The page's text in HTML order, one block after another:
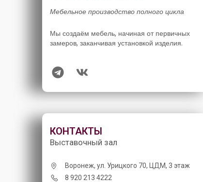
Мебельное производство полного цикла
Мы создаём мебель, начиная от первичных
замеров, заканчивая установкой изделия.
КОНТАКТЫ
Выставочный зал
Воронеж, ул. Урицкого 70, ЦДМ, 3 этаж
8 920 213 4222